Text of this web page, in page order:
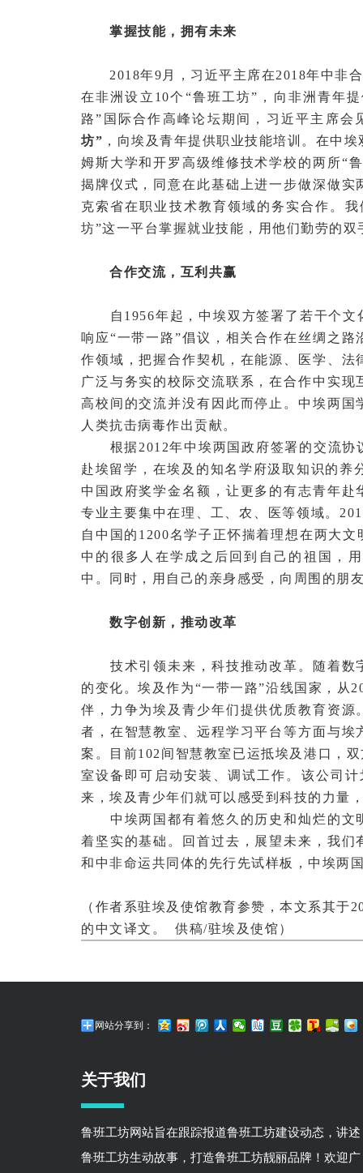
掌握技能，拥有未来
2018年9月，习近平主席在2018年中非合
在非洲设立10个“鲁班工坊”，向非洲青年
路”国际合作高峰论坛期间，习近平主席
坊” ，向埃及青年提供职业技能培训。在中
姆斯大学和开罗高级维修技术学校的两所“
揭牌仪式，同意在此基础上进一步做深做
克索省在职业技术教育领域的务实合作。
坊”这一平台掌握就业技能，用他们勤劳的
合作交流，互利共赢
自1956年起，中埃双方签署了若干个文
响应“一带一路”倡议，相关合作在丝绸之
作领域，把握合作契机，在能源、医学、
广泛与务实的校际交流联系，在合作中实
高校间的交流并没有因此而停止。中埃两
人类抗击病毒作出贡献。
根据2012年中埃两国政府签署的交流协
赴埃留学，在埃及的知名学府汲取知识的养
中国政府奖学金名额，让更多的有志青年
专业主要集中在理、工、农、医等领域。
自中国的1200名学子正怀揣着理想在两大
中的很多人在学成之后回到自己的祖国，
中。同时，用自己的亲身感受，向周围的朋
数字创新，推动改革
技术引领未来，科技推动改革。随着数
的变化。埃及作为“一带一路”沿线国家，从
伴，力争为埃及青少年们提供优质教育资
者，在智慧教室、远程学习平台等方面与
案。目前102间智慧教室已运抵埃及港口，
室设备即可启动安装、调试工作。该公司
来，埃及青少年们就可以感受到科技的力量
中埃两国都有着悠久的历史和灿烂的文
着坚实的基础。回首过去，展望未来，我
和中非命运共同体的先行先试样板，中埃两
（作者系驻埃及使馆教育参赞，本文系其于
的中文译文。 供稿/驻埃及使馆）
网站分享到：
关于我们
鲁班工坊网站旨在跟踪报道鲁班工坊建设动态，讲述
鲁班工坊生动故事，打造鲁班工坊靓丽品牌！欢迎广